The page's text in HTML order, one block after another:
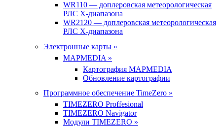
WR110 — доплеровская метеорологическая
РЛС X-диапазона
WR2120 — доплеровская метеорологическая
РЛС X-диапазона
Электронные карты »
MAPMEDIA »
Картография MAPMEDIA
Обновление картографии
Программное обеспечение TimeZero »
TIMEZERO Proffesional
TIMEZERO Navigator
Модули TIMEZERO »